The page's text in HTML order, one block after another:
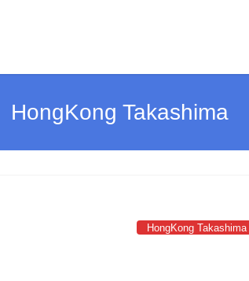
HongKong Takashima
HongKong Takashima